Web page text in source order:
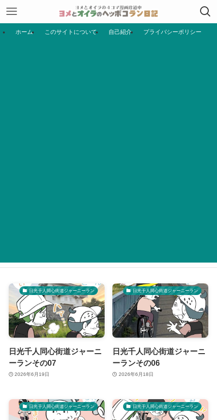
ホーム このサイトについて 自己紹介 プライバシーポリシー
日光千人同心街道ジャーニーラン
日光千人同心街道ジャーニ
ーランその07
2026年6月19日
日光千人同心街道ジャーニーラン
日光千人同心街道ジャーニ
ーランその06
2026年6月18日
日光千人同心街道ジャーニーラン 日光千人同心街道ジャーニーラン